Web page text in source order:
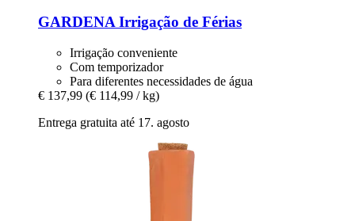
GARDENAIrrigação de Férias
Irrigação conveniente
Com temporizador
Para diferentes necessidades de água
€ 137,99 (€ 114,99 / kg)
Entrega gratuita até 17. agosto